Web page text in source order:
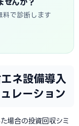
せんか？
料で診断します
ネ設備導入
レーション
場合の投資回収シミ